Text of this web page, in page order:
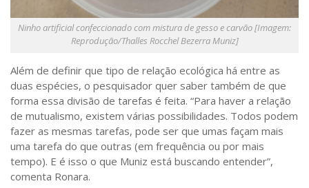
Ninho artificial confeccionado com mistura de gesso e carvão [Imagem:
Reprodução/Thalles Rocchel Bezerra Muniz]
Além de definir que tipo de relação ecológica há entre as
duas espécies, o pesquisador quer saber também de que
forma essa divisão de tarefas é feita. “Para haver a relação
de mutualismo, existem várias possibilidades. Todos podem
fazer as mesmas tarefas, pode ser que umas façam mais
uma tarefa do que outras (em frequência ou por mais
tempo). E é isso o que Muniz está buscando entender”,
comenta Ronara.